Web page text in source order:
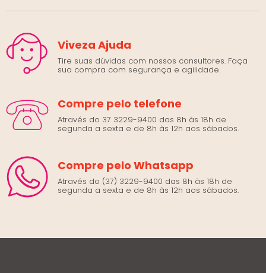
Viveza Ajuda
Tire suas dúvidas com nossos consultores. Faça
sua compra com segurança e agilidade.
Compre pelo telefone
Através do 37 3229-9400 das 8h às 18h de
segunda a sexta e de 8h às 12h aos sábados.
Compre pelo Whatsapp
Através do (37) 3229-9400 das 8h às 18h de
segunda a sexta e de 8h às 12h aos sábados.